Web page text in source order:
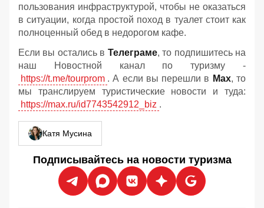
пользования инфраструктурой, чтобы не оказаться
в ситуации, когда простой поход в туалет стоит как
полноценный обед в недорогом кафе.
Если вы остались в Телеграме, то подпишитесь на
наш Новостной канал по туризму -
https://t.me/tourprom . А если вы перешли в Мах, то
мы транслируем туристические новости и туда:
https://max.ru/id7743542912_biz .
Катя Мусина
Подписывайтесь на новости туризма